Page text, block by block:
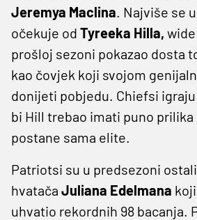
Jeremya Maclina. Najviše se
očekuje od Tyreeka Hilla,
prošloj sezoni pokazao dosta
kao čovjek koji svojom
donijeti pobjedu. Chiefsi
bi Hill trebao imati puno prilika
postane sama elite.
Patriotsi su u predsezoni
hvatača Juliana Edelmana
uhvatio rekordnih 98 bacanja.